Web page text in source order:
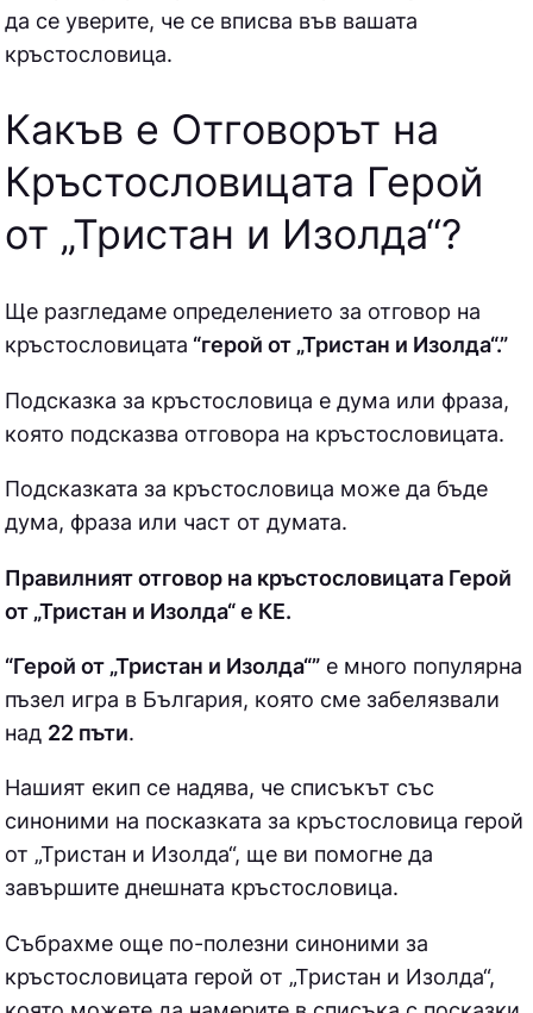
да се уверите, че се вписва във вашата
кръстословица.
Какъв е Отговорът на
Кръстословицата Герой
от „Тристан и Изолда“?
Ще разгледаме определението за отговор на
кръстословицата “герой от „Тристан и Изолда“.”
Подсказка за кръстословица е дума или фраза,
която подсказва отговора на кръстословицата.
Подсказката за кръстословица може да бъде
дума, фраза или част от думата.
Правилният отговор на кръстословицата Герой
от „Тристан и Изолда“ е КE.
“Герой от „Тристан и Изолда“”е много популярна
пъзел игра в България, която сме забелязвали
над 22 пъти.
Нашият екип се надява, че списъкът със
синоними на посказката за кръстословица герой
от „Тристан и Изолда“, ще ви помогне да
завършите днешната кръстословица.
Събрахме още по-полезни синоними за
кръстословицата герой от „Тристан и Изолда“,